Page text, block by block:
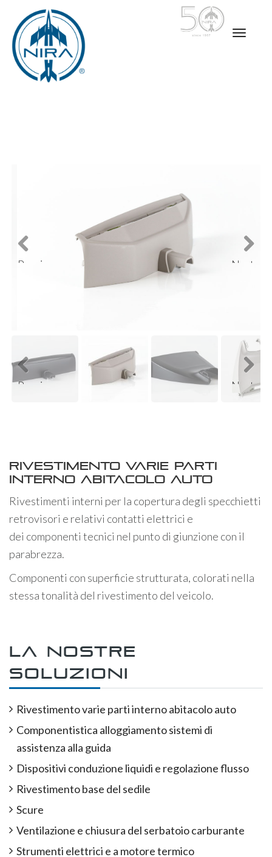
Previ
Next
Previ
Next
Rivestimento varie parti
interno abitacolo auto
Rivestimenti interni per la copertura degli specchietti
retrovisori e relativi contatti elettrici e
dei componenti tecnici nel punto di giunzione con il
parabrezza.
Componenti con superficie strutturata, colorati nella
stessa tonalità del rivestimento del veicolo.
La nostre
soluzioni
Rivestimento varie parti interno abitacolo auto
Componentistica alloggiamento sistemi di
assistenza alla guida
Dispositivi conduzione liquidi e regolazione flusso
Rivestimento base del sedile
Scure
Ventilazione e chiusura del serbatoio carburante
Strumenti elettrici e a motore termico